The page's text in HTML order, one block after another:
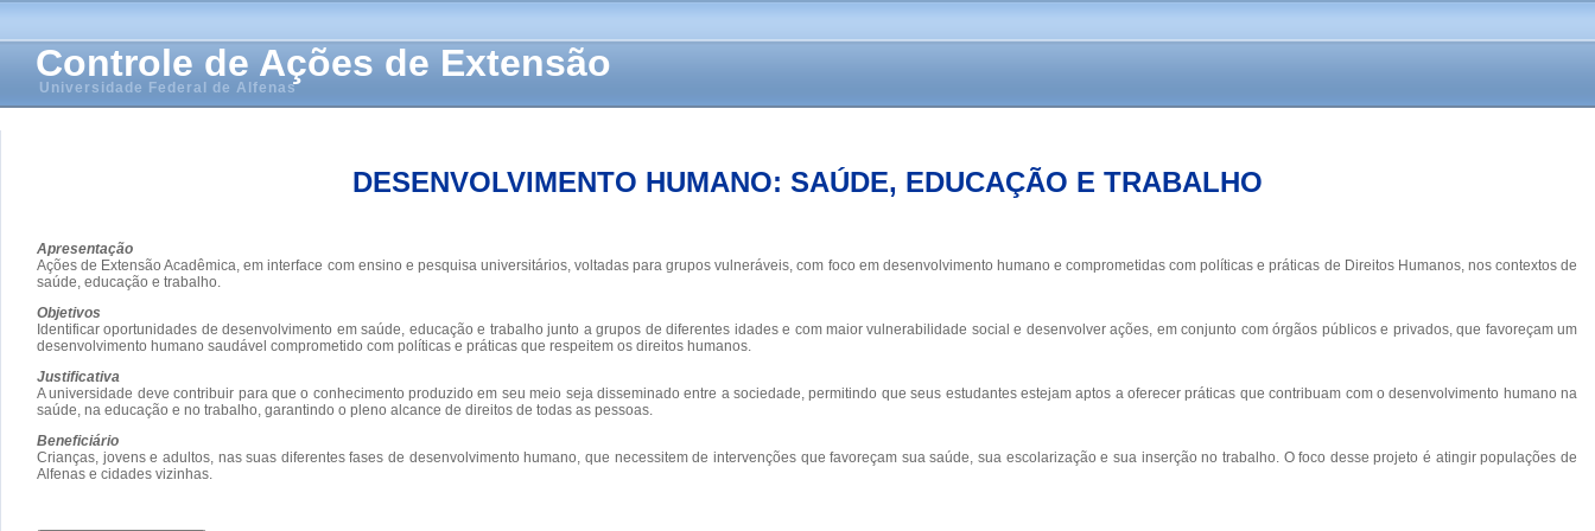
Controle de Ações de Extensão
Universidade Federal de Alfenas
DESENVOLVIMENTO HUMANO: SAÚDE, EDUCAÇÃO E TRABALHO
Apresentação
Ações de Extensão Acadêmica, em interface com ensino e pesquisa universitários, voltadas para grupos vulneráveis, com foco em desenvolvimento humano e comprometidas com políticas e práticas de Direitos Humanos, nos contextos de
saúde, educação e trabalho.
Objetivos
Identificar oportunidades de desenvolvimento em saúde, educação e trabalho junto a grupos de diferentes idades e com maior vulnerabilidade social e desenvolver ações, em conjunto com órgãos públicos e privados, que favoreçam um
desenvolvimento humano saudável comprometido com políticas e práticas que respeitem os direitos humanos.
Justificativa
A universidade deve contribuir para que o conhecimento produzido em seu meio seja disseminado entre a sociedade, permitindo que seus estudantes estejam aptos a oferecer práticas que contribuam com o desenvolvimento humano na
saúde, na educação e no trabalho, garantindo o pleno alcance de direitos de todas as pessoas.
Beneficiário
Crianças, jovens e adultos, nas suas diferentes fases de desenvolvimento humano, que necessitem de intervenções que favoreçam sua saúde, sua escolarização e sua inserção no trabalho. O foco desse projeto é atingir populações de
Alfenas e cidades vizinhas.